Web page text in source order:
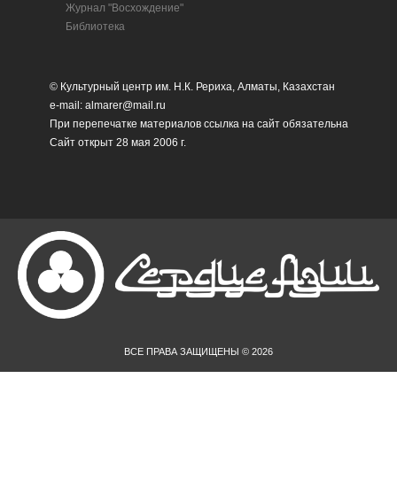
Журнал "Восхождение"
Библиотека
© Культурный центр им. Н.К. Рериха, Алматы, Казахстан
e-mail: almarer@mail.ru
При перепечатке материалов ссылка на сайт обязательна
Сайт открыт 28 мая 2006 г.
ВСЕ ПРАВА ЗАЩИЩЕНЫ © 2026